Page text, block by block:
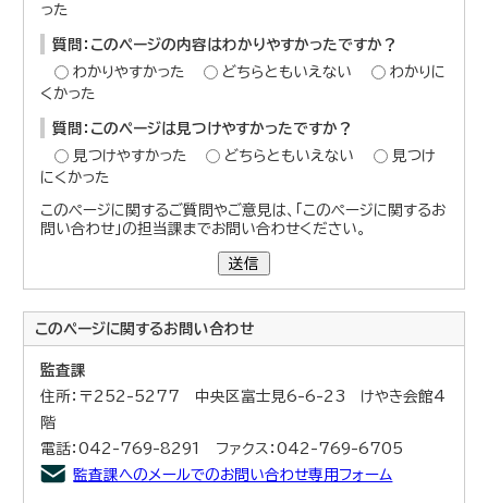
った
質問：このページの内容はわかりやすかったですか？
わかりやすかった
どちらともいえない
わかりに
くかった
質問：このページは見つけやすかったですか？
見つけやすかった
どちらともいえない
見つけ
にくかった
このページに関するご質問やご意見は、「このページに関するお
問い合わせ」の担当課までお問い合わせください。
送信
このページに関するお問い合わせ
監査課
住所：〒252-5277 中央区富士見6-6-23 けやき会館4
階
電話：042-769-8291 ファクス：042-769-6705
監査課へのメールでのお問い合わせ専用フォーム